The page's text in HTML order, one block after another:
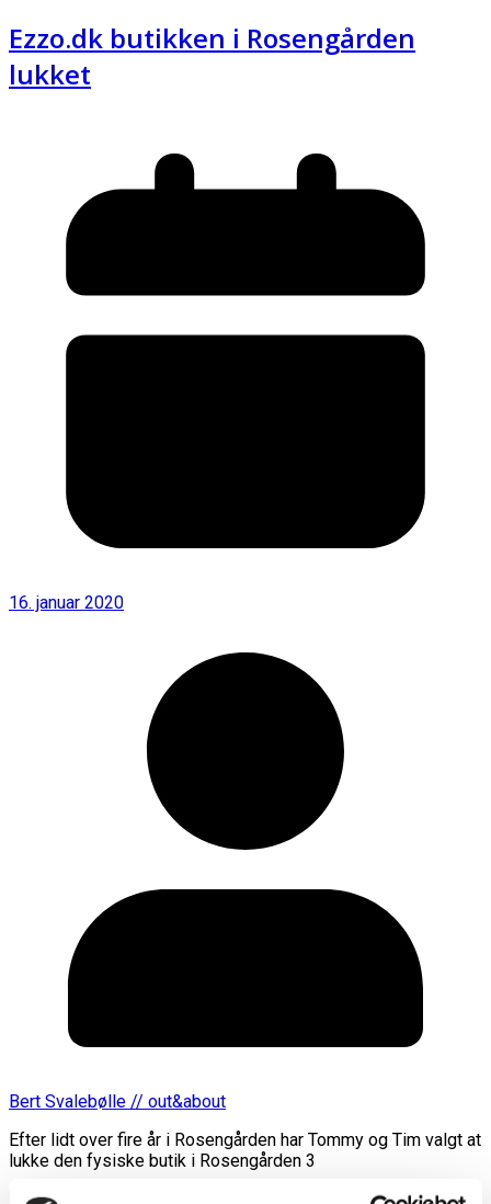
Ezzo.dk butikken i Rosengården
lukket
16. januar 2020
Bert Svalebølle // out&about
Efter lidt over fire år i Rosengården har Tommy og Tim valgt at
lukke den fysiske butik i Rosengården 3
Læs mere